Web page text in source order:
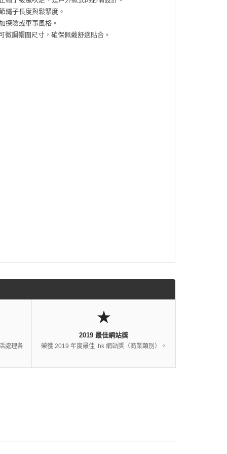
繩子長度與鬆緊度。
探險或軍事風格。
微調帽圍尺寸，確保佩戴舒適貼合。
處理各
★
2019 最佳網站獎
榮獲 2019 年度最佳 .hk 網站獎（商業類別）。